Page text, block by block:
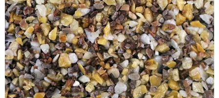
Prodejny Návody Blog Inspirace Kontakty